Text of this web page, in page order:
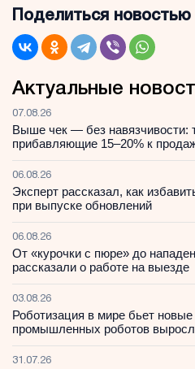
Поделиться новостью
Актуальные
07.08.26
Выше чек — без навязчивости:
прибавляющие 15–20% к
06.08.26
Эксперт рассказал, как
при выпуске обновлений
06.08.26
От «курочки с пюре» до
рассказали о работе на выезде
03.08.26
Роботизация в мире бьет
промышленных роботов
31.07.26